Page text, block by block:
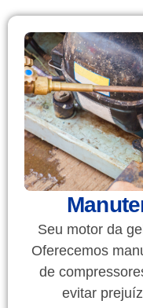
Seu motor da
Oferecemos
de
evitar